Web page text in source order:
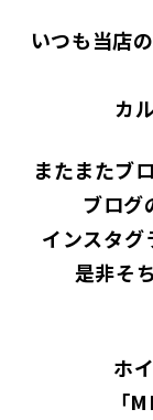
いつも当店
カ
またまたブ
ブログ
インスタグ
是非そ
ホ
「